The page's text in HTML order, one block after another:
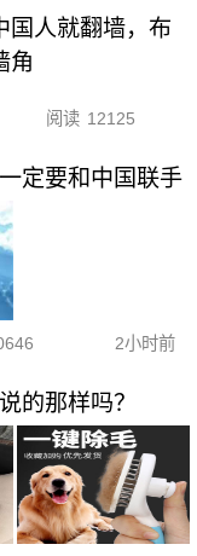
国人就翻墙，布
角
阅读 12125
定要和中国联手
2小时前
的那样吗？